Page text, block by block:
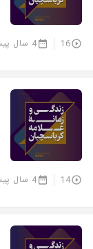
16 4 سال پیش
14 4 سال پیش